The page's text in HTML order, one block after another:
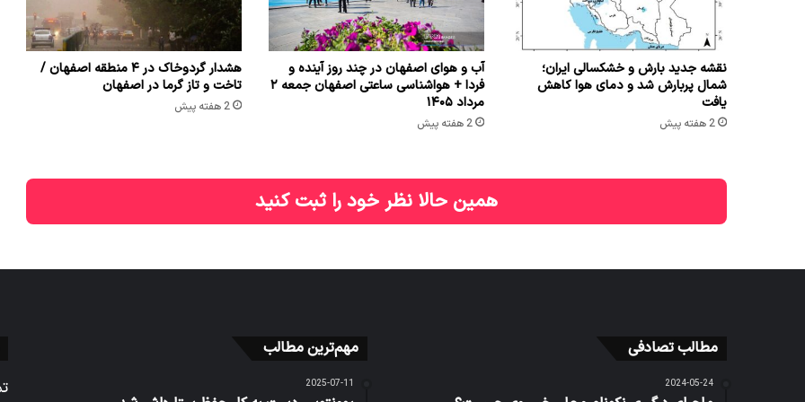
نقشه جدید بارش و خشکسالی ایران؛
شمال پربارش شد و دمای هوا کاهش
یافت
2 هفته پیش
آب و هوای اصفهان در چند روز آینده و
فردا + هواشناسی ساعتی اصفهان جمعه ۲
مرداد ۱۴۰۵
2 هفته پیش
هشدار گردوخاک در ۴ منطقه اصفهان /
تاخت و تاز گرما در اصفهان
2 هفته پیش
همین حالا نظر خود را ثبت کنید
مطالب تصادفی
2024-05-24
مهم‌ترین مطالب
2025-07-11